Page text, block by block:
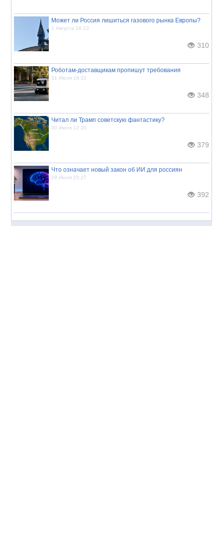
Может ли Россия лишиться газового рынка Европы?
1 Августа 16:23
310
Роботам-доставщикам пропишут требования
31 Июля 18:32
348
Читал ли Трамп советскую фантастику?
30 Июля 12:20
379
Что означает новый закон об ИИ для россиян
29 Июля 15:27
392